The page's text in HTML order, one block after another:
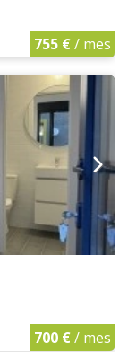
755 €/ mes
700 €/ mes